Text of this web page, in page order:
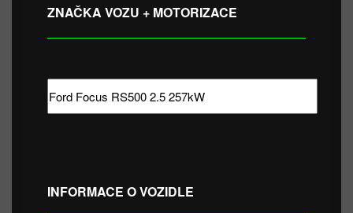
ZNAČKA VOZU + MOTORIZACE
INFORMACE O VOZIDLE